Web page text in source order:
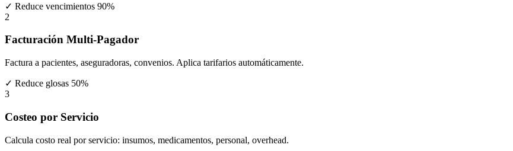
✓ Reduce vencimientos 90%
2
Facturación Multi-Pagador
Factura a pacientes, aseguradoras, convenios. Aplica tarifarios automáticamente.
✓ Reduce glosas 50%
3
Costeo por Servicio
Calcula costo real por servicio: insumos, medicamentos, personal, overhead.